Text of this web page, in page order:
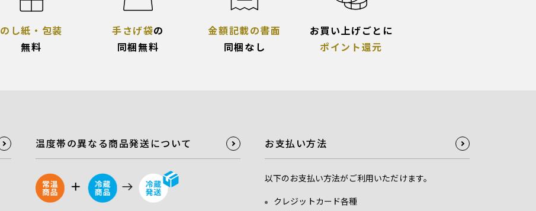
のし紙・包装
無料
手さげ袋の
同梱無料
金額記載の書面
同梱なし
お買い上げごとに
ポイント還元
温度帯の異なる商品発送について お支払い方法
以下のお支払い方法がご利用いただけます。
クレジットカード各種